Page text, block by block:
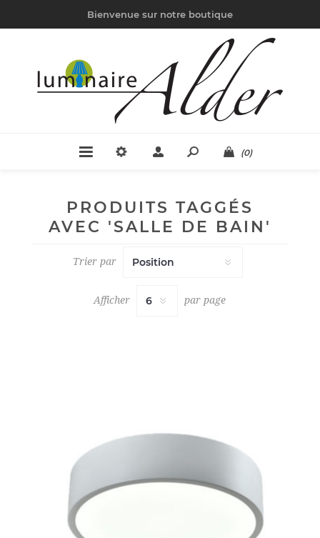
Bienvenue sur notre boutique
(0)
PRODUITS TAGGÉS
AVEC 'SALLE DE BAIN'
Trier par
Afficher par page